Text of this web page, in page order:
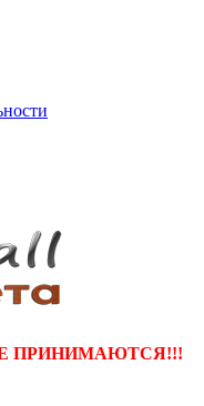
ПРИНИМАЮТСЯ!!!